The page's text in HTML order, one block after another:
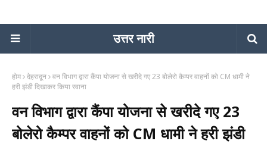
उत्तर नारी
होम देहरादून वन विभाग द्वारा कैंपा योजना से खरीदे गए 23 बोलेरो कैम्पर वाहनों को CM धामी ने
हरी झंडी दिखाकर किया रवाना
वन विभाग द्वारा कैंपा योजना से खरीदे गए 23
बोलेरो कैम्पर वाहनों को CM धामी ने हरी झंडी